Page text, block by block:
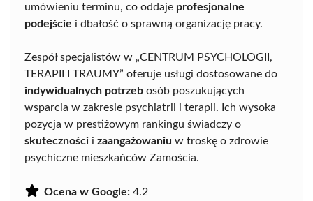
umówieniu terminu, co oddaje profesjonalne
podejście i dbałość o sprawną organizację pracy.
Zespół specjalistów w „CENTRUM PSYCHOLOGII,
TERAPII I TRAUMY” oferuje usługi dostosowane do
indywidualnych potrzeb osób poszukujących
wsparcia w zakresie psychiatrii i terapii. Ich wysoka
pozycja w prestiżowym rankingu świadczy o
skuteczności i zaangażowaniu w troskę o zdrowie
psychiczne mieszkańców Zamościa.
Ocena w Google: 4.2